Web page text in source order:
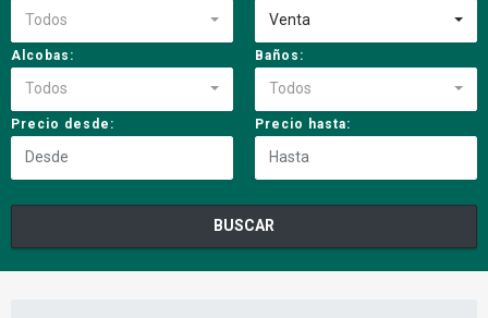
Todos Venta
Alcobas:
Todos
Baños:
Todos
Precio desde: Precio hasta:
BUSCAR